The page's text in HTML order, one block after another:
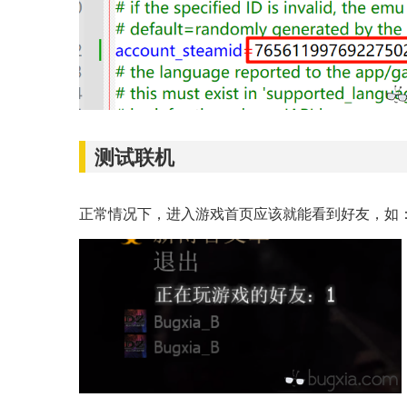
测试联机
正常情况下，进入游戏首页应该就能看到好友，如